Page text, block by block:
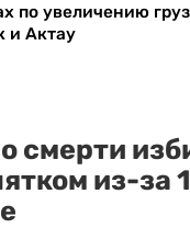
по увеличению
и Актау
смерти
из-за